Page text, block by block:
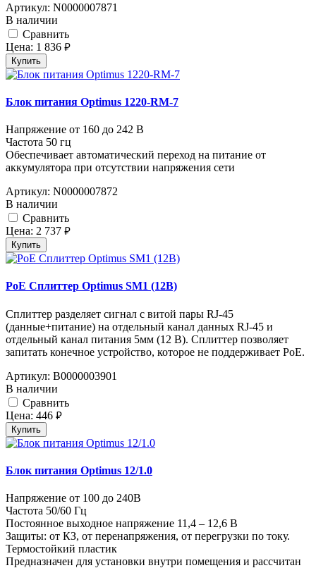
Артикул: N0000007871
В наличии
Cравнить
Цена: 1 836 руб.
Купить
Блок питания Optimus 1220-RM-7
Напряжение от 160 до 242 В
Частота 50 гц
Обеспечивает автоматический переход на питание от
аккумулятора при отсутствии напряжения сети
Артикул: N0000007872
В наличии
Cравнить
Цена: 2 737 руб.
Купить
PoE Сплиттер Optimus SM1 (12B)
Сплиттер разделяет сигнал с витой пары RJ-45
(данные+питание) на отдельный канал данных RJ-45 и
отдельный канал питания 5мм (12 В). Сплиттер позволяет
запитать конечное устройство, которое не поддерживает PoE.
Артикул: В0000003901
В наличии
Cравнить
Цена: 446 руб.
Купить
Блок питания Optimus 12/1.0
Напряжение от 100 до 240В
Частота 50/60 Гц
Постоянное выходное напряжение 11,4 – 12,6 В
Защиты: от КЗ, от перенапряжения, от перегрузки по току.
Термостойкий пластик
Предназначен для установки внутри помещения и рассчитан